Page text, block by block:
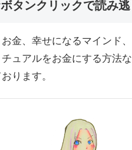
タンクリックで読み逃
お金、幸せになるマインド
チュアルをお金にする方法
ります。